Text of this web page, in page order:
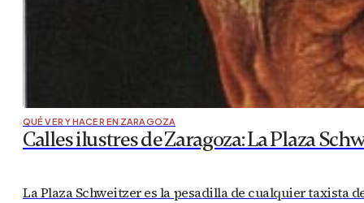
QUÉ VER Y HACER EN ZARAGOZA
Calles ilustres de Zaragoza: La Plaza
La Plaza Schweitzer es la pesadilla de cualquier taxista